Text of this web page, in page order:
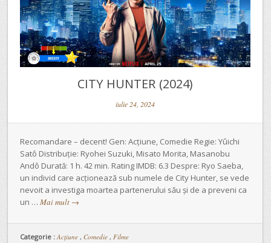
CITY HUNTER (2024)
iulie 24, 2024
Recomandare – decent! Gen: Acțiune, Comedie Regie: Yûichi
Satô Distribuție: Ryohei Suzuki, Misato Morita, Masanobu
Andô Durată: 1 h. 42 min. Rating IMDB: 6.3 Despre: Ryo Saeba,
un individ care acționează sub numele de City Hunter, se vede
nevoit a investiga moartea partenerului său și de a preveni ca
un … Mai mult →
Categorie : Acţiune , Comedie , Filme